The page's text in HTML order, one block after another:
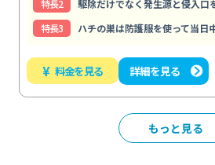
特⻑2
駆除だけでなく発生源と侵入口
特⻑3
ハチの巣は防護服を使って当日
¥ 料金を見る 詳細を見る
もっと見る